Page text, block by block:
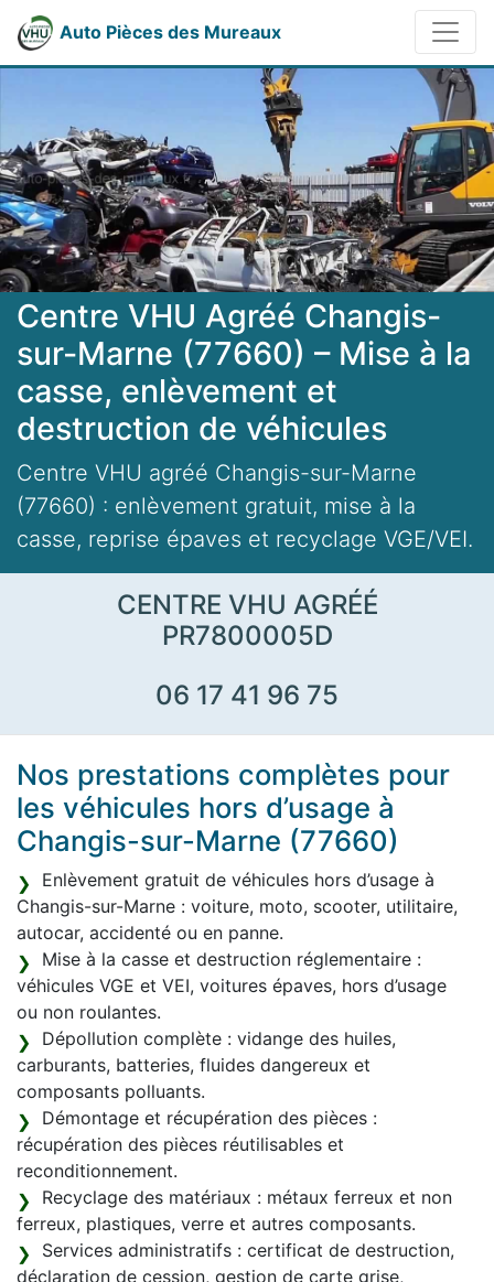
Auto Pièces des Mureaux
Centre VHU Agréé Changis-
sur-Marne (77660) – Mise à la
casse, enlèvement et
destruction de véhicules
Centre VHU agréé Changis-sur-Marne
(77660) : enlèvement gratuit, mise à la
casse, reprise épaves et recyclage VGE/VEI.
CENTRE VHU AGRÉÉ
PR7800005D
06 17 41 96 75
Nos prestations complètes pour
les véhicules hors d’usage à
Changis-sur-Marne (77660)
Enlèvement gratuit de véhicules hors d’usage à
Changis-sur-Marne : voiture, moto, scooter, utilitaire,
autocar, accidenté ou en panne.
Mise à la casse et destruction réglementaire :
véhicules VGE et VEI, voitures épaves, hors d’usage
ou non roulantes.
Dépollution complète : vidange des huiles,
carburants, batteries, fluides dangereux et
composants polluants.
Démontage et récupération des pièces :
récupération des pièces réutilisables et
reconditionnement.
Recyclage des matériaux : métaux ferreux et non
ferreux, plastiques, verre et autres composants.
Services administratifs : certificat de destruction,
déclaration de cession, gestion de carte grise,